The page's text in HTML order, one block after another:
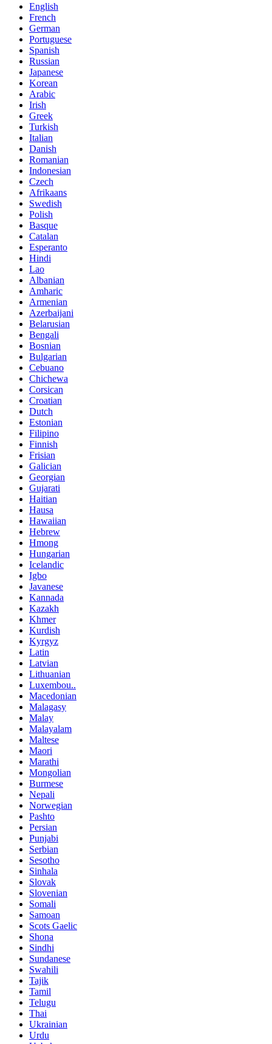
English
French
German
Portuguese
Spanish
Russian
Japanese
Korean
Arabic
Irish
Greek
Turkish
Italian
Danish
Romanian
Indonesian
Czech
Afrikaans
Swedish
Polish
Basque
Catalan
Esperanto
Hindi
Lao
Albanian
Amharic
Armenian
Azerbaijani
Belarusian
Bengali
Bosnian
Bulgarian
Cebuano
Chichewa
Corsican
Croatian
Dutch
Estonian
Filipino
Finnish
Frisian
Galician
Georgian
Gujarati
Haitian
Hausa
Hawaiian
Hebrew
Hmong
Hungarian
Icelandic
Igbo
Javanese
Kannada
Kazakh
Khmer
Kurdish
Kyrgyz
Latin
Latvian
Lithuanian
Luxembou..
Macedonian
Malagasy
Malay
Malayalam
Maltese
Maori
Marathi
Mongolian
Burmese
Nepali
Norwegian
Pashto
Persian
Punjabi
Serbian
Sesotho
Sinhala
Slovak
Slovenian
Somali
Samoan
Scots Gaelic
Shona
Sindhi
Sundanese
Swahili
Tajik
Tamil
Telugu
Thai
Ukrainian
Urdu